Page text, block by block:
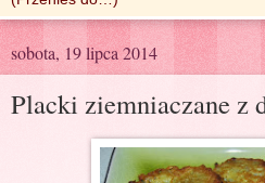
sobota, 19 lipca 2014
Placki ziemniaczane z